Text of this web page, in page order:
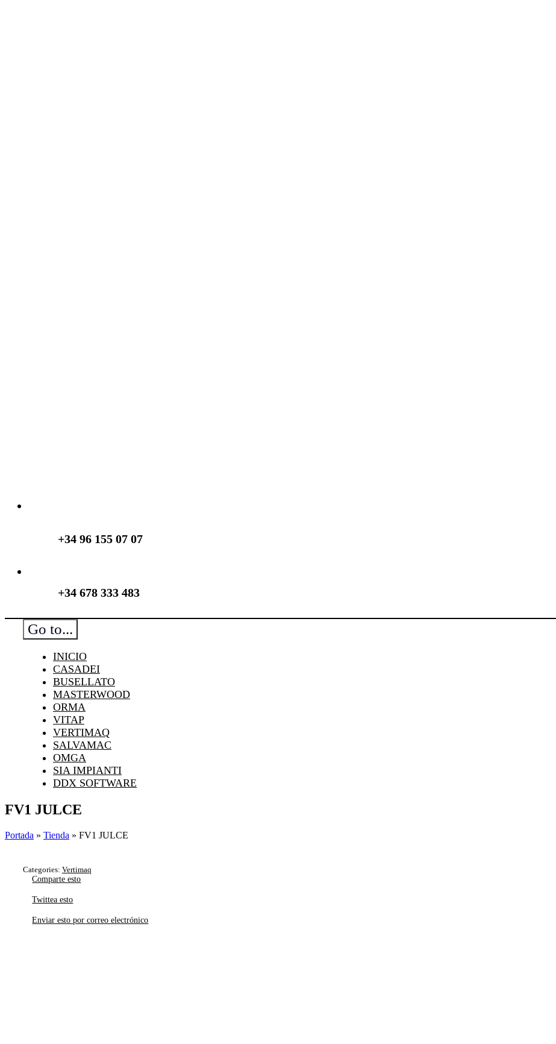
+34 96 155 07 07
+34 678 333 483
Go to...
INICIO
CASADEI
BUSELLATO
MASTERWOOD
ORMA
VITAP
VERTIMAQ
SALVAMAC
OMGA
SIA IMPIANTI
DDX SOFTWARE
FV1 JULCE
Portada » Tienda » FV1 JULCE
Categories: Vertimaq
Comparte esto
Twittea esto
Enviar esto por correo electrónico